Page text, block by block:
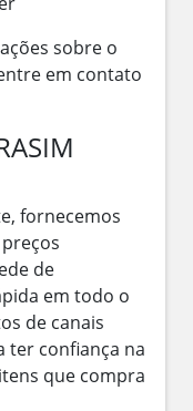
sobre o
em contato
fornecemos
de
em todo o
de canais
ter confiança na
que compra